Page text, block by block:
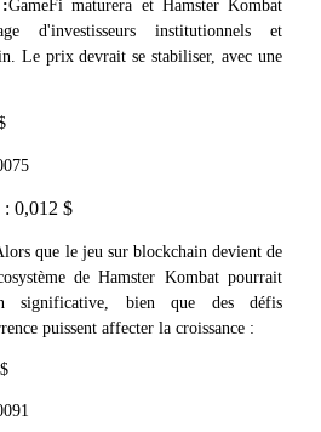
à long terme et des intérêts flexibles
GameFi maturera et Hamster Kombat
d'investisseurs institutionnels et
Le prix devrait se stabiliser, avec une
: 0,012 $
que le jeu sur blockchain devient de
de Hamster Kombat pourrait
significative, bien que des défis
puissent affecter la croissance :